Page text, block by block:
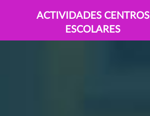
ACTIVIDADES CENTROS
ESCOLARES